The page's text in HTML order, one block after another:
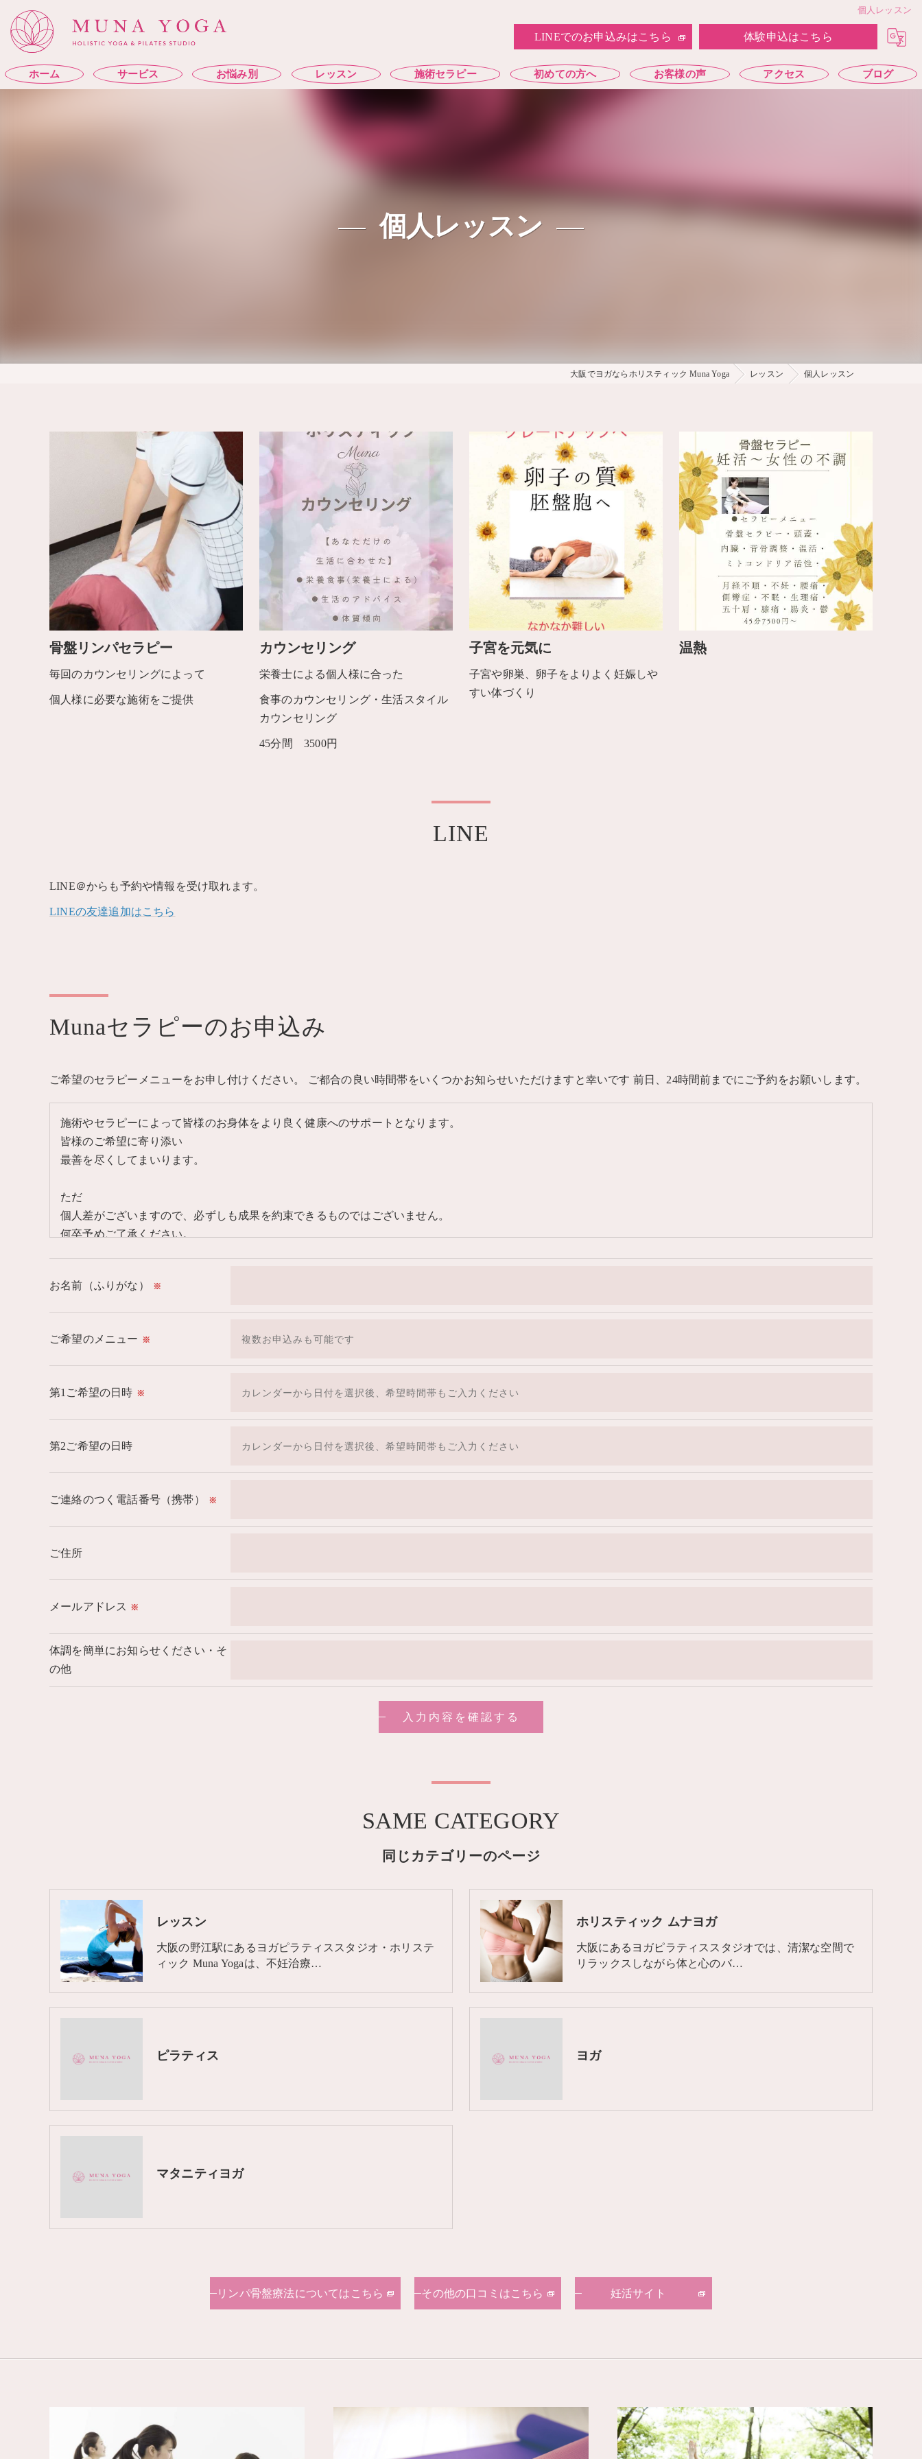
個人レッスン
LINEでのお申込みはこちら 体験申込はこちら
ホーム サービス お悩み別 レッスン 施術セラピー 初めての方へ お客様の声 アクセス ブログ
個人レッスン
大阪でヨガならホリスティック Muna Yoga レッスン 個人レッスン
骨盤リンパセラピー
毎回のカウンセリングによって
個人様に必要な施術をご提供
カウンセリング
栄養士による個人様に合った
食事のカウンセリング・生活スタイル
カウンセリング
45分間 3500円
子宮を元気に
子宮や卵巣、卵子をよりよく妊娠しや
すい体づくり
温熱
LINE
LINE＠からも予約や情報を受け取れます。
LINEの友達追加はこちら
Munaセラピーのお申込み
ご希望のセラピーメニューをお申し付けください。 ご都合の良い時間帯をいくつかお知らせいただけますと幸いです 前日、24時間前までにご予約をお願いします。
施術やセラピーによって皆様のお身体をより良く健康へのサポートとなります。
皆様のご希望に寄り添い
最善を尽くしてまいります。
ただ
個人差がございますので、必ずしも成果を約束できるものではございません。
何卒予めご了承ください。
お名前（ふりがな）
※
ご希望のメニュー ※
第1ご希望の日時 ※
第2ご希望の日時
ご連絡のつく電話番号（携帯） ※
ご住所
メールアドレス ※
体調を簡単にお知らせください・そ
の他
同じカテゴリーのページ
SAME CATEGORY
レッスン
大阪の野江駅にあるヨガピラティススタジオ・ホリステ
ィック Muna Yogaは、不妊治療…
ホリスティック ムナヨガ
大阪にあるヨガピラティススタジオでは、清潔な空間で
リラックスしながら体と心のバ…
ピラティス ヨガ
マタニティヨガ
リンパ骨盤療法についてはこちら その他の口コミはこちら 妊活サイト